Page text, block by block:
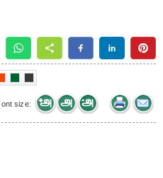
size: